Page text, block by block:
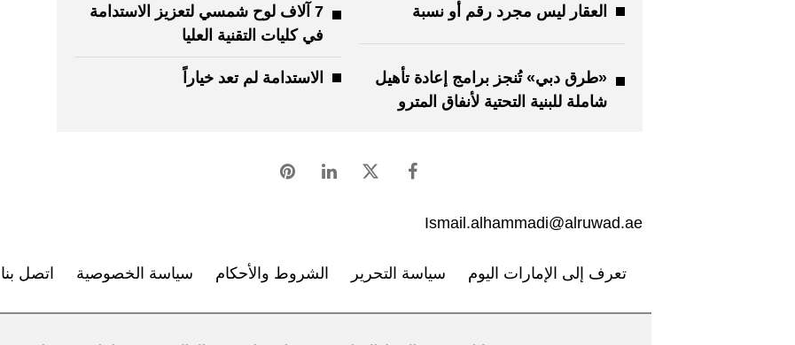
العقار ليس مجرد رقم أو نسبة
7 آلاف لوح شمسي لتعزيز الاستدامة
في كليات التقنية العليا
«طرق دبي» تُنجز برامج إعادة تأهيل
شاملة للبنية التحتية لأنفاق المترو
الاستدامة لم تعد خياراً
Ismail.alhammadi@alruwad.ae
تعرف إلى الإمارات اليوم سياسة التحرير الشروط والأحكام سياسة الخصوصية اتصل بنا